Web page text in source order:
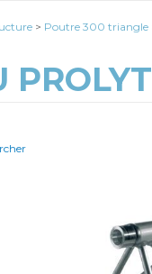
> Poutre 300 triangle